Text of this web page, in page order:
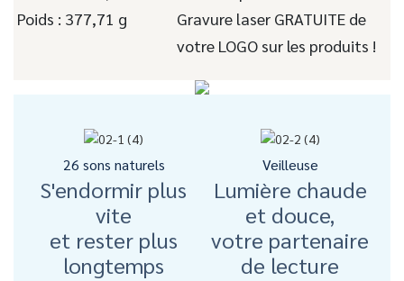
Poids : 377,71 g
Gravure laser GRATUITE de
votre LOGO sur les produits !
26 sons naturels
S'endormir plus
vite
et rester plus
longtemps
Veilleuse
Lumière chaude
et douce,
votre partenaire
de lecture